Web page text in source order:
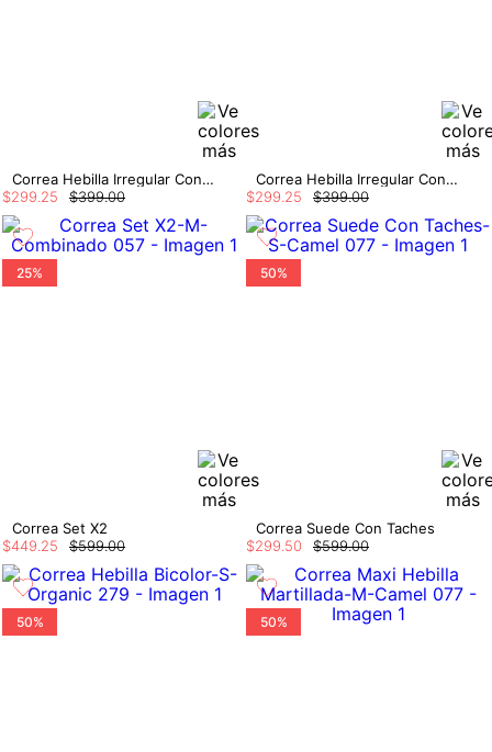
Correa Hebilla Irregular Con Puntera
$399.00
$299 25
Correa Hebilla Irregular Con Puntera
$399.00
$299 25
25%
Correa Set X2
$599.00
$449.25
50%
Correa Suede Con Taches
$599.00
$299.50
50% 50%